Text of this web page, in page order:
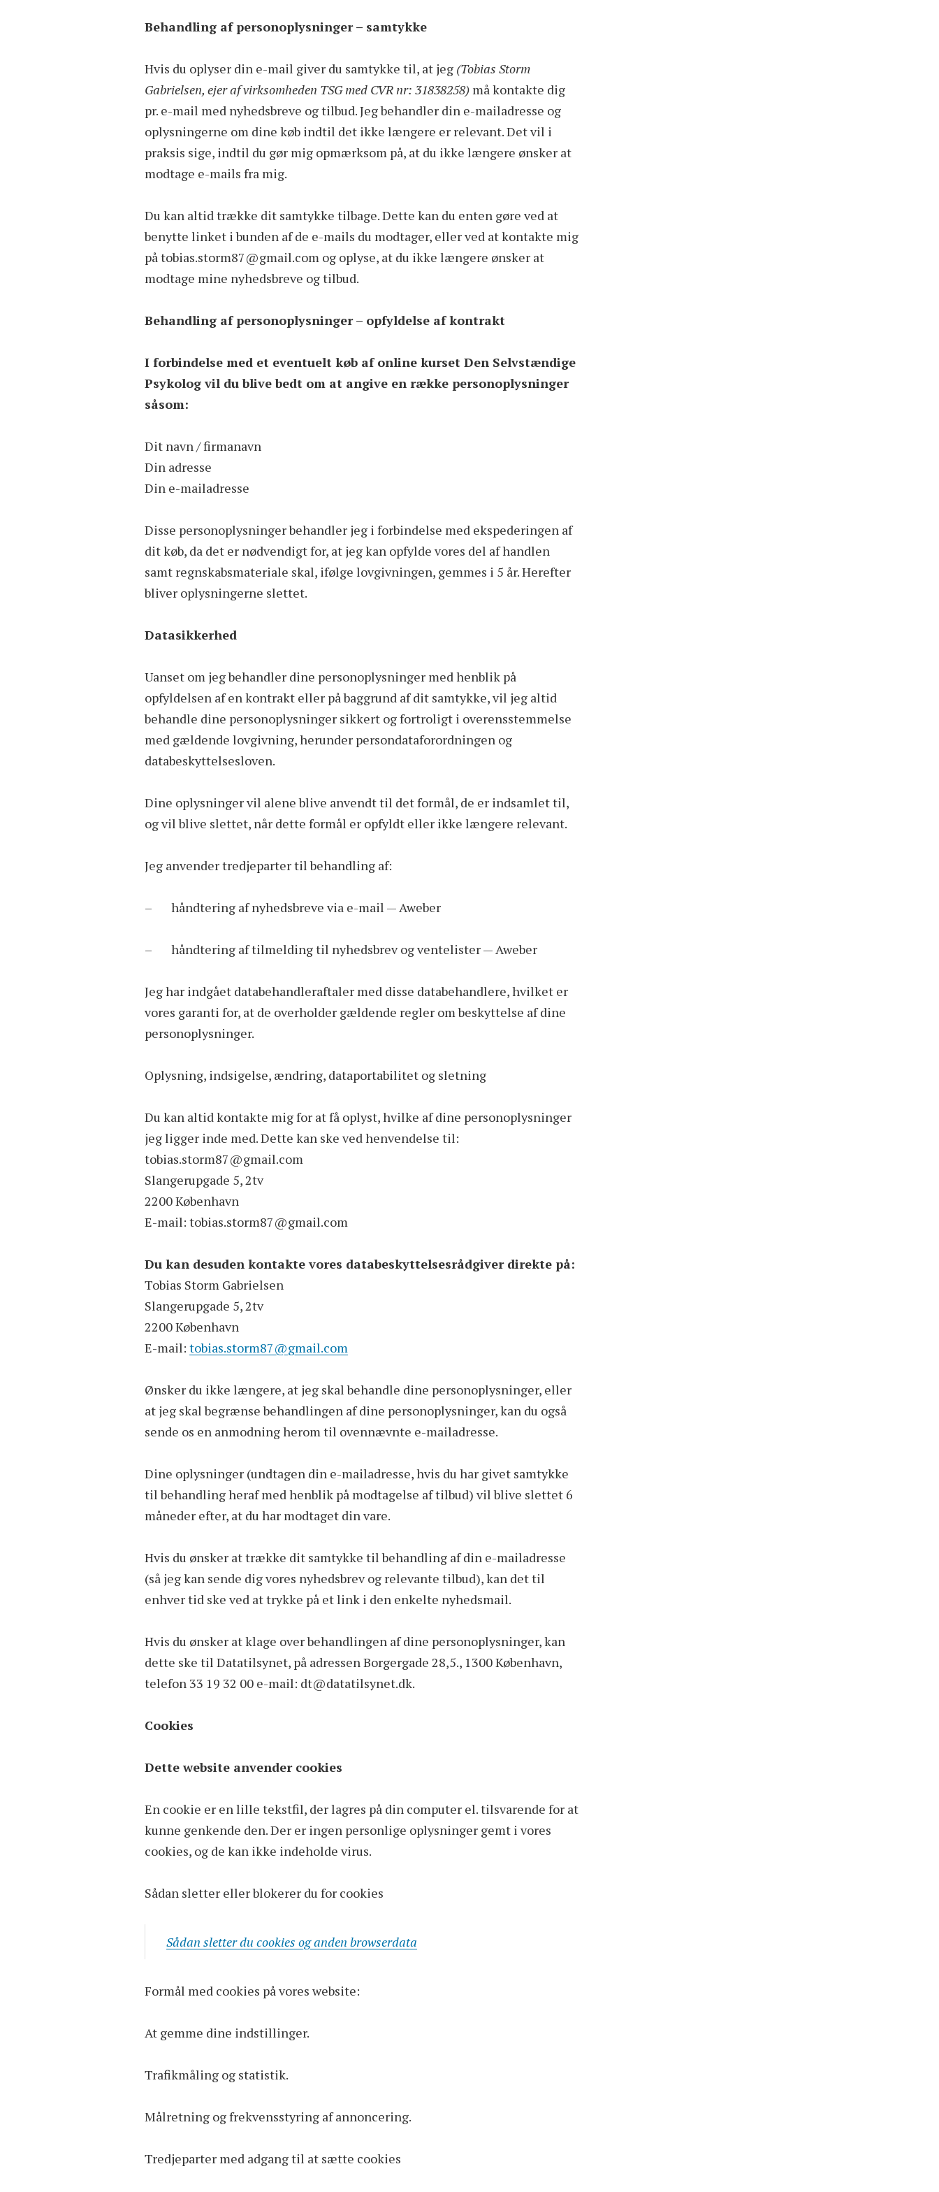
Behandling af personoplysninger – samtykke
Hvis du oplyser din e-mail giver du samtykke til, at jeg (Tobias Storm
Gabrielsen, ejer af virksomheden TSG med CVR nr: 31838258) må kontakte dig
pr. e-mail med nyhedsbreve og tilbud. Jeg behandler din e-mailadresse og
oplysningerne om dine køb indtil det ikke længere er relevant. Det vil i
praksis sige, indtil du gør mig opmærksom på, at du ikke længere ønsker at
modtage e-mails fra mig.
Du kan altid trække dit samtykke tilbage. Dette kan du enten gøre ved at
benytte linket i bunden af de e-mails du modtager, eller ved at kontakte mig
på tobias.storm87@gmail.com og oplyse, at du ikke længere ønsker at
modtage mine nyhedsbreve og tilbud.
Behandling af personoplysninger – opfyldelse af kontrakt
I forbindelse med et eventuelt køb af online kurset Den Selvstændige
Psykolog vil du blive bedt om at angive en række personoplysninger
såsom:
Dit navn / firmanavn
Din adresse
Din e-mailadresse
Disse personoplysninger behandler jeg i forbindelse med ekspederingen af
dit køb, da det er nødvendigt for, at jeg kan opfylde vores del af handlen
samt regnskabsmateriale skal, ifølge lovgivningen, gemmes i 5 år. Herefter
bliver oplysningerne slettet.
Datasikkerhed
Uanset om jeg behandler dine personoplysninger med henblik på
opfyldelsen af en kontrakt eller på baggrund af dit samtykke, vil jeg altid
behandle dine personoplysninger sikkert og fortroligt i overensstemmelse
med gældende lovgivning, herunder persondataforordningen og
databeskyttelsesloven.
Dine oplysninger vil alene blive anvendt til det formål, de er indsamlet til,
og vil blive slettet, når dette formål er opfyldt eller ikke længere relevant.
Jeg anvender tredjeparter til behandling af:
– håndtering af nyhedsbreve via e-mail — Aweber
– håndtering af tilmelding til nyhedsbrev og ventelister — Aweber
Jeg har indgået databehandleraftaler med disse databehandlere, hvilket er
vores garanti for, at de overholder gældende regler om beskyttelse af dine
personoplysninger.
Oplysning, indsigelse, ændring, dataportabilitet og sletning
Du kan altid kontakte mig for at få oplyst, hvilke af dine personoplysninger
jeg ligger inde med. Dette kan ske ved henvendelse til:
tobias.storm87@gmail.com
Slangerupgade 5, 2tv
2200 København
E-mail: tobias.storm87@gmail.com
Du kan desuden kontakte vores databeskyttelsesrådgiver direkte på:
Tobias Storm Gabrielsen
Slangerupgade 5, 2tv
2200 København
E-mail: tobias.storm87@gmail.com
Ønsker du ikke længere, at jeg skal behandle dine personoplysninger, eller
at jeg skal begrænse behandlingen af dine personoplysninger, kan du også
sende os en anmodning herom til ovennævnte e-mailadresse.
Dine oplysninger (undtagen din e-mailadresse, hvis du har givet samtykke
til behandling heraf med henblik på modtagelse af tilbud) vil blive slettet 6
måneder efter, at du har modtaget din vare.
Hvis du ønsker at trække dit samtykke til behandling af din e-mailadresse
(så jeg kan sende dig vores nyhedsbrev og relevante tilbud), kan det til
enhver tid ske ved at trykke på et link i den enkelte nyhedsmail.
Hvis du ønsker at klage over behandlingen af dine personoplysninger, kan
dette ske til Datatilsynet, på adressen Borgergade 28,5., 1300 København,
telefon 33 19 32 00 e-mail: dt@datatilsynet.dk.
Cookies
Dette website anvender cookies
En cookie er en lille tekstfil, der lagres på din computer el. tilsvarende for at
kunne genkende den. Der er ingen personlige oplysninger gemt i vores
cookies, og de kan ikke indeholde virus.
Sådan sletter eller blokerer du for cookies
Sådan sletter du cookies og anden browserdata
Formål med cookies på vores website:
At gemme dine indstillinger.
Trafikmåling og statistik.
Målretning og frekvensstyring af annoncering.
Tredjeparter med adgang til at sætte cookies